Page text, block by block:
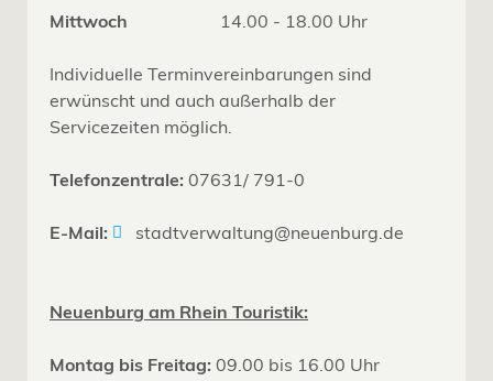
Mittwoch 14.00 - 18.00 Uhr
Individuelle Terminvereinbarungen sind
erwünscht und auch außerhalb der
Servicezeiten möglich.
Telefonzentrale: 07631/ 791-0
E-Mail: stadtverwaltung@neuenburg.de
Neuenburg am Rhein Touristik:
Montag bis Freitag: 09.00 bis 16.00 Uhr